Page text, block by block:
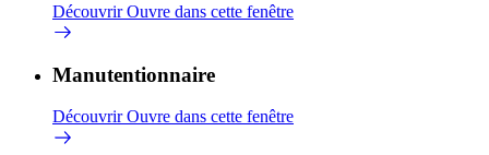
DécouvrirOuvre dans cette fenêtre
Manutentionnaire
DécouvrirOuvre dans cette fenêtre